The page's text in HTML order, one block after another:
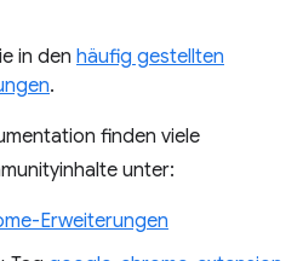
in den häufig gestellten
.
finden viele
unter:
Erweiterungen